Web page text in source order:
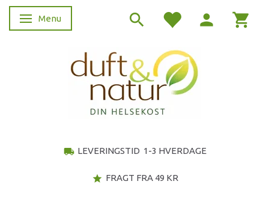
Skifte navigation
Menu
local_shipping LEVERINGSTID 1-3 HVERDAGE
star FRAGT FRA 49 KR